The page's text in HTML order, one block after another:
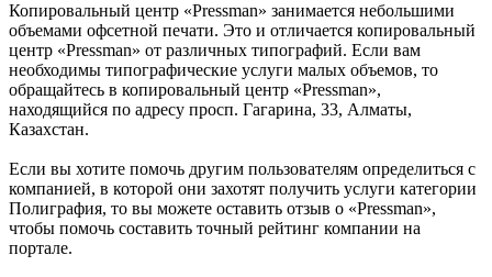
Копировальный центр «Pressman» занимается небольшими
объемами офсетной печати. Это и отличается копировальный
центр «Pressman» от различных типографий. Если вам
необходимы типографические услуги малых объемов, то
обращайтесь в копировальный центр «Pressman»,
находящийся по адресу просп. Гагарина, 33, Алматы,
Казахстан.
Если вы хотите помочь другим пользователям определиться с
компанией, в которой они захотят получить услуги категории
Полиграфия, то вы можете оставить отзыв о «Pressman»,
чтобы помочь составить точный рейтинг компании на
портале.